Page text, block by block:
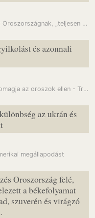
Medvegyev: Trump hadat üzent Oroszországnak, „teljesen az őrült…
és azonnali
Itt van Amerika új szankciós csomagja az oroszok ellen - Trump tényleg…
az ukrán és
megállapodást
Oroszország felé,
a békefolyamat
szuverén és virágzó